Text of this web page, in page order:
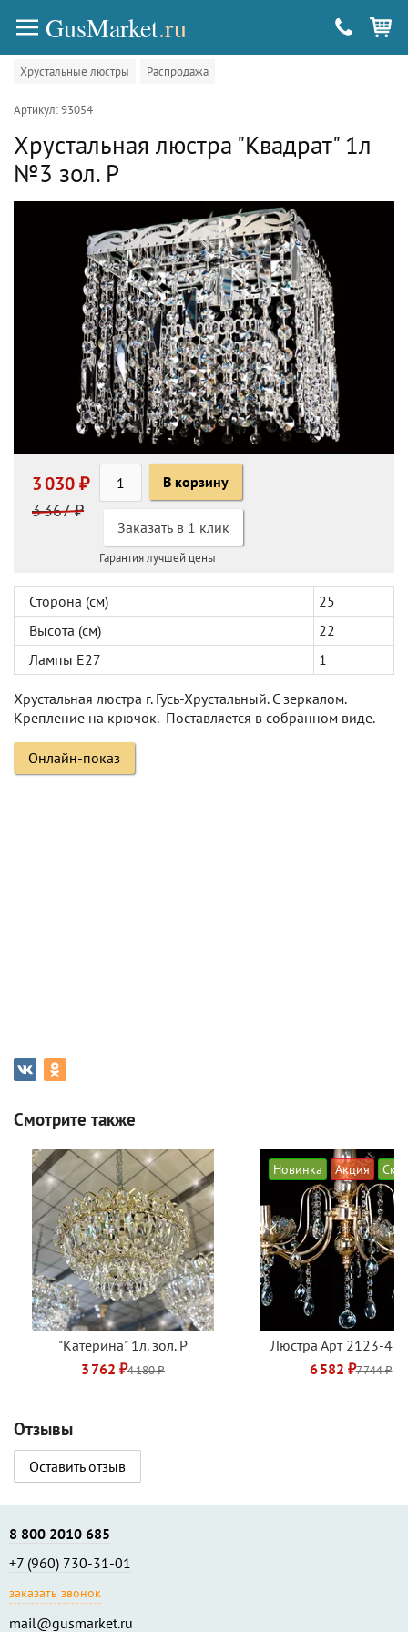
GusMarket.ru
Хрустальные люстры Распродажа
Артикул: 93054
Хрустальная люстра "Квадрат" 1л
№3 зол. Р
3 030 ₽
3 367 ₽
В корзину
Заказать в 1 клик
Гарантия лучшей цены
Сторона (см)
25
Высота (см)
22
Лампы Е27
1
Хрустальная люстра г. Гусь-Хрустальный. С зеркалом.
Крепление на крючок. Поставляется в собранном виде.
Онлайн-показ
Смотрите также
"Катерина" 1л. зол. Р
3 762 ₽4 180 ₽
Новинка Акция
Люстра Арт 2123-4
6 582 ₽7 744 ₽
Отзывы
Оставить отзыв
8 800 2010 685
+7 (960) 730-31-01
заказать звонок
mail@gusmarket.ru